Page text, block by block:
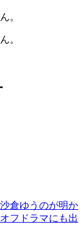
。
。
倉ゆうのが明か
フドラマにも出